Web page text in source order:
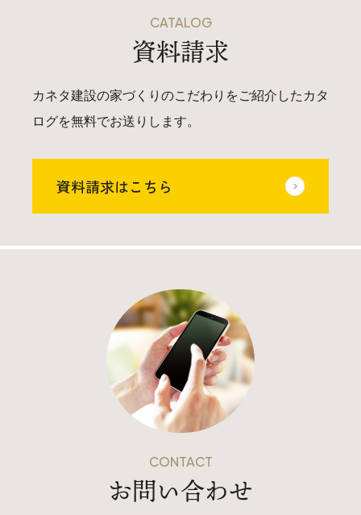
CATALOG
資料請求
カネタ建設の家づくりのこだわりをご紹介したカタ
ログを無料でお送りします。
資料請求はこちら
CONTACT
お問い合わせ